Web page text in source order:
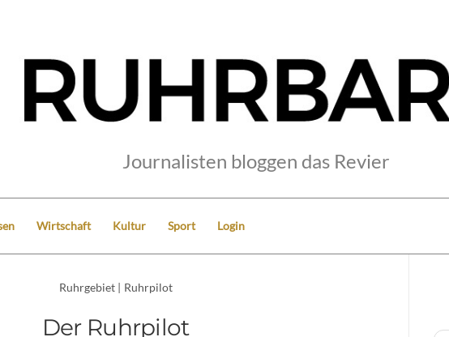
Journalisten bloggen das Revier
Wirtschaft Kultur Sport Login
Ruhrgebiet | Ruhrpilot
Der Ruhrpilot